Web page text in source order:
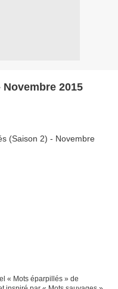
2015
« Mots éparpillés » de